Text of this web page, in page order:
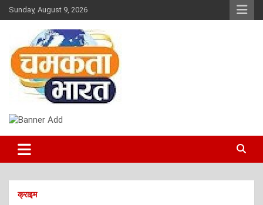
Skip
to
Sunday, August 9, 2026
CHAMAKTA BHARAT
क्राइम